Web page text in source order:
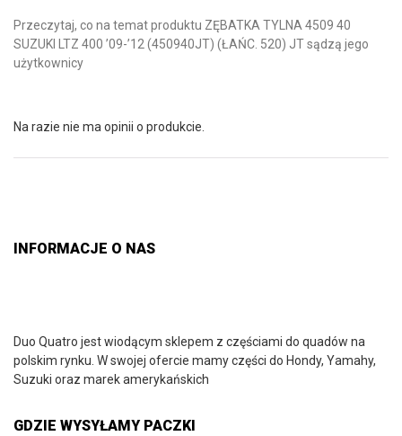
Przeczytaj, co na temat produktu ZĘBATKA TYLNA 4509 40
SUZUKI LTZ 400 ’09-’12 (450940JT) (ŁAŃC. 520) JT sądzą jego
użytkownicy
Na razie nie ma opinii o produkcie.
INFORMACJE O NAS
Duo Quatro jest wiodącym sklepem z częściami do quadów na
polskim rynku. W swojej ofercie mamy części do Hondy, Yamahy,
Suzuki oraz marek amerykańskich
GDZIE WYSYŁAMY PACZKI